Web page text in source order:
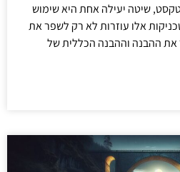
שיטה יעילה אחת היא שימוש
אלו עוזרות לא רק לשפר את
את ההבנה וההבנה הכללית של